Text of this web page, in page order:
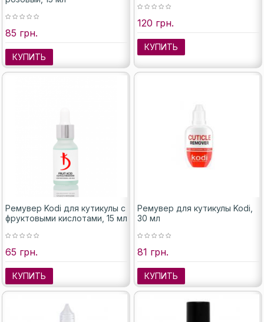
85 грн.
КУПИТЬ
120 грн.
КУПИТЬ
Ремувер Kodi для кутикулы с
фруктовыми кислотами, 15 мл
65 грн.
КУПИТЬ
Ремувер для кутикулы Kodi,
30 мл
81 грн.
КУПИТЬ